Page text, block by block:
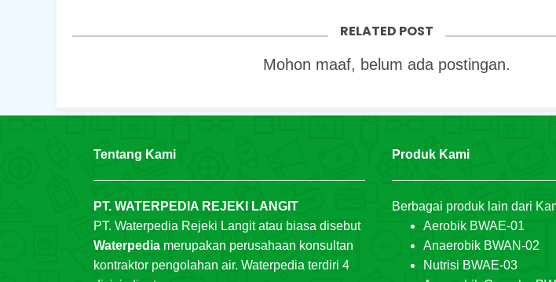
RELATED POST
Mohon maaf, belum ada postingan.
Tentang Kami
PT. WATERPEDIA REJEKI LANGIT
PT. Waterpedia Rejeki Langit atau biasa disebut
Waterpedia merupakan perusahaan konsultan
kontraktor pengolahan air. Waterpedia terdiri 4
Produk Kami
Berbagai produk lain dari
Aerobik BWAE-01
Anaerobik BWAN-02
Nutrisi BWAE-03